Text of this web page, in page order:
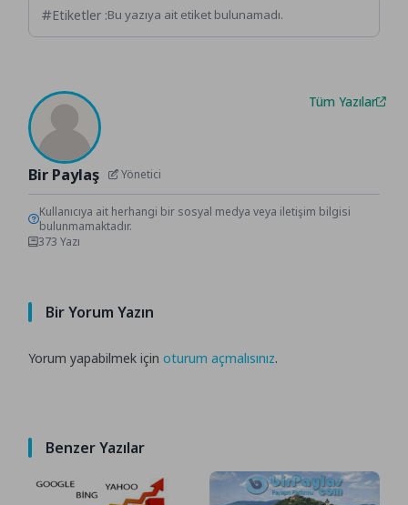
Etiketler :Bu yazıya ait etiket bulunamadı.
Bir Paylaş Yönetici
Tüm Yazılar
Kullanıcıya ait herhangi bir sosyal medya veya iletişim bilgisi
bulunmamaktadır.
373 Yazı
Bir Yorum Yazın
Yorum yapabilmek içinoturum açmalısınız.
Benzer Yazılar